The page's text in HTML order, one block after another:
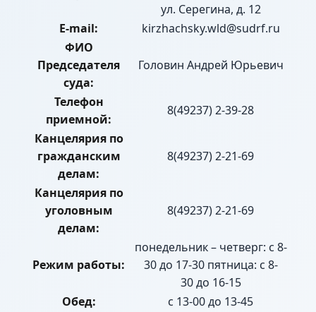
ул. Серегина, д. 12
E-mail:
kirzhachsky.wld@sudrf.ru
ФИО
Председателя
суда:
Головин Андрей Юрьевич
Телефон
приемной:
8(49237) 2-39-28
Канцелярия по
гражданским
делам:
8(49237) 2-21-69
Канцелярия по
уголовным
делам:
8(49237) 2-21-69
Режим работы:
понедельник – четверг: с 8-
30 до 17-30 пятница: с 8-
30 до 16-15
Обед:
с 13-00 до 13-45